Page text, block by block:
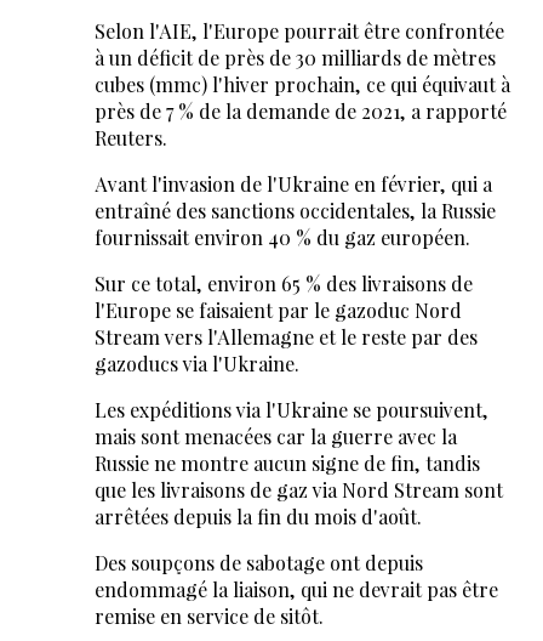
Selon l'AIE, l'Europe pourrait être confrontée
à un déficit de près de 30 milliards de mètres
cubes (mmc) l'hiver prochain, ce qui équivaut à
près de 7 % de la demande de 2021, a rapporté
Reuters.
Avant l'invasion de l'Ukraine en février, qui a
entraîné des sanctions occidentales, la Russie
fournissait environ 40 % du gaz européen.
Sur ce total, environ 65 % des livraisons de
l'Europe se faisaient par le gazoduc Nord
Stream vers l'Allemagne et le reste par des
gazoducs via l'Ukraine.
Les expéditions via l'Ukraine se poursuivent,
mais sont menacées car la guerre avec la
Russie ne montre aucun signe de fin, tandis
que les livraisons de gaz via Nord Stream sont
arrêtées depuis la fin du mois d'août.
Des soupçons de sabotage ont depuis
endommagé la liaison, qui ne devrait pas être
remise en service de sitôt.